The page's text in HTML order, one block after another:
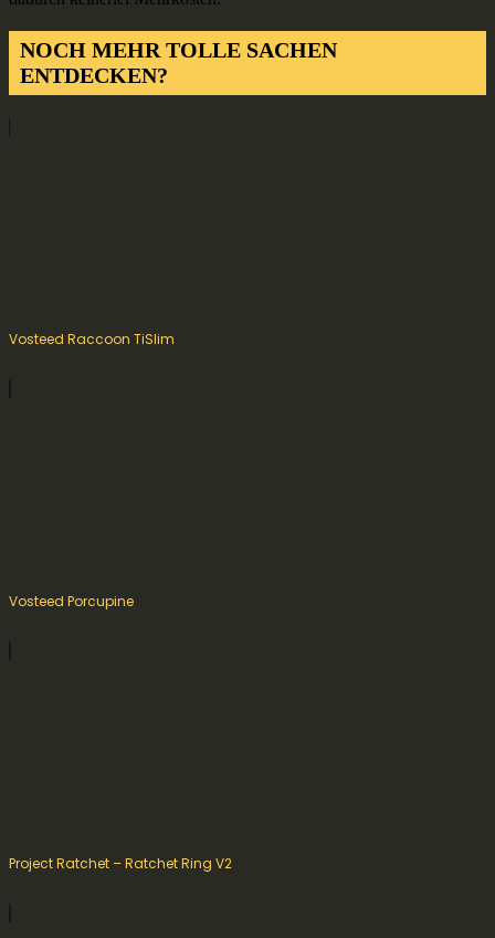
NOCH MEHR TOLLE SACHEN
ENTDECKEN?
Vosteed Raccoon TiSlim
Vosteed Porcupine
Project Ratchet – Ratchet Ring V2